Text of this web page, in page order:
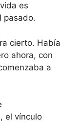
es
pasado.
cierto. Había
ahora, con
a
el vínculo